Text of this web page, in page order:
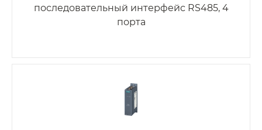
последовательный интерфейс RS485, 4
порта